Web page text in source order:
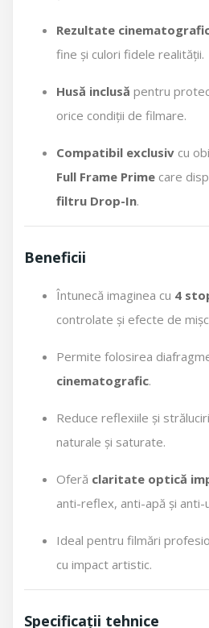
Rezultate
fine și culori fidele realității.
Husă inclusă pentru
orice condiții de filmare.
Compatibil exclusiv cu
Full Frame Prime care
filtru Drop-In.
Beneficii
Întunecă imaginea cu 4
controlate și efecte de
Permite folosirea
cinematografic.
Reduce reflexiile și
naturale și saturate.
Oferă claritate optică
anti-reflex, anti-apă și anti-
Ideal pentru filmări
cu impact artistic.
Specificații tehnice